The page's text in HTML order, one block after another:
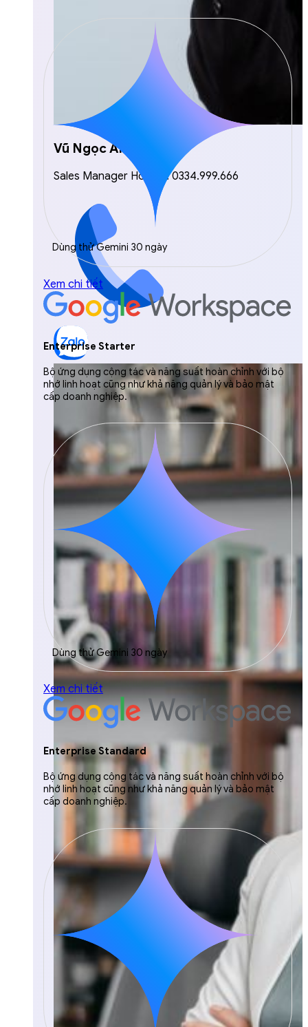
Vũ Ngọc Anh
Sales Manager Hotline: 0334.999.666
Dùng thử Gemini 30 ngày
Xem chi tiết
Enterprise Starter
Bộ ứng dụng cộng tác và năng suất hoàn chỉnh với bộ
nhớ linh hoạt cũng như khả năng quản lý và bảo mật
cấp doanh nghiệp.
Dùng thử Gemini 30 ngày
Xem chi tiết
Enterprise Standard
Bộ ứng dụng cộng tác và năng suất hoàn chỉnh với bộ
nhớ linh hoạt cũng như khả năng quản lý và bảo mật
cấp doanh nghiệp.